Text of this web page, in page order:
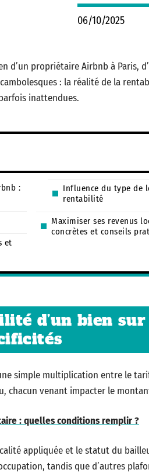
06/10/2025
d’un propriétaire Airbnb à Paris,
: la réalité de la
inattendues.
:
et
Influence du type de
rentabilité
Maximiser ses revenus
concrètes et conseils
d’un bien
simple multiplication entre le
chacun venant impacter le
: quelles conditions remplir ?
appliquée et le statut du
tandis que d’autres